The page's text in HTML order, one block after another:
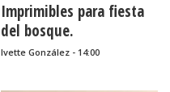
Imprimibles para fiesta
del bosque.
Ivette González - 14:00